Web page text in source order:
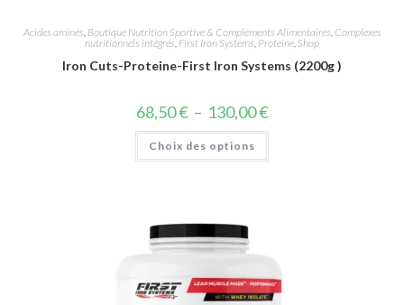
Acides aminés Boutique Nutrition Sportive & Compléments Alimentaires Complexes
nutritionnels intégrés, First Iron Systems Proteine Shop
Iron Cuts-Proteine-First Iron Systems (2200g )
68,50€ – 130,00€
Choix des options